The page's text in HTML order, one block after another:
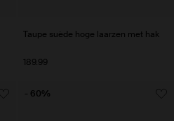
Taupe suède hoge laarzen met hak
189.99
- 60%